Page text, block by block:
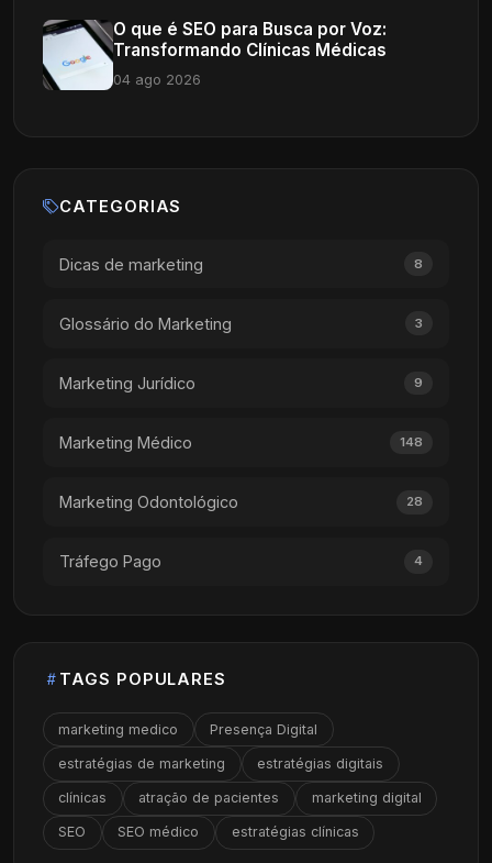
O que é SEO para Busca por Voz:
Transformando Clínicas Médicas
04 ago 2026
CATEGORIAS
Dicas de marketing 8
Glossário do Marketing 3
Marketing Jurídico 9
Marketing Médico 148
Marketing Odontológico 28
Tráfego Pago 4
TAGS POPULARES
marketing medico Presença Digital
estratégias de marketing estratégias digitais
clínicas atração de pacientes marketing digital
SEO SEO médico estratégias clínicas